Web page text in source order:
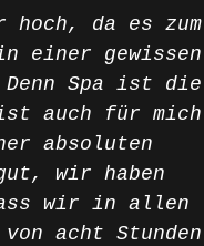
da es zum
einer gewissen
Denn Spa ist die
auch für mich
absoluten
wir haben
wir in allen
acht Stunden